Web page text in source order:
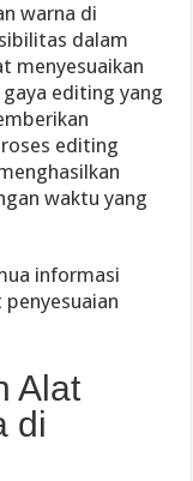
warna di
dalam
menyesuaikan
editing yang
editing
waktu yang
informasi
Alat
di